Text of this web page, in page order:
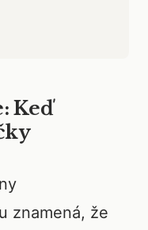
Keď
znamená, že